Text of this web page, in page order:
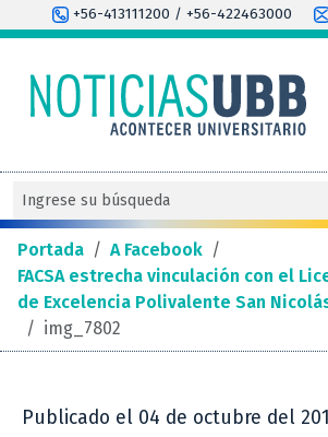
+56-413111200 / +56-422463000
Portada / A Facebook /
FACSA estrecha vinculación con el
de Excelencia Polivalente San
/ img_7802
Publicado el 04 de octubre del